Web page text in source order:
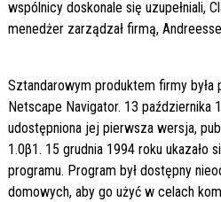
wspólnicy doskonale się uzupełniali,
menedżer zarządzał firmą,
Sztandarowym produktem firmy
Netscape Navigator. 13 października
udostępniona jej pierwsza wersja,
1.0β1. 15 grudnia 1994 roku ukazało
programu. Program był dostępny
domowych, aby go użyć w celach